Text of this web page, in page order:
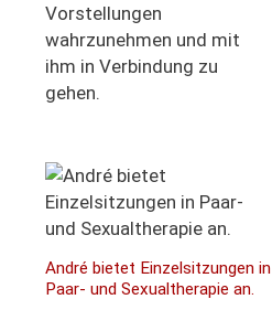
Vorstellungen
wahrzunehmen und mit
ihm in Verbindung zu
gehen.
André bietet Einzelsitzungen in
Paar- und Sexualtherapie an.